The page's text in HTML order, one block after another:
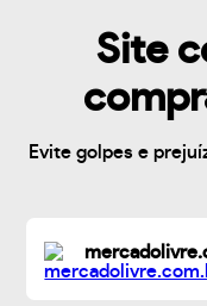
Site
Evite golpes e